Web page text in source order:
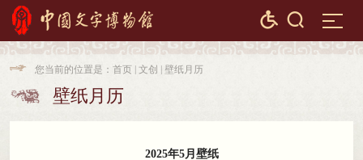
 
 壁纸月历
 您当前的位置是： 首页 文创 壁纸月历
2025年5月壁纸